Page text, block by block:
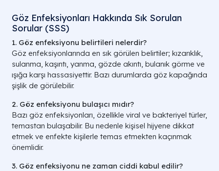
Göz Enfeksiyonları Hakkında Sık Sorulan
Sorular (SSS)
1. Göz enfeksiyonu belirtileri nelerdir?
Göz enfeksiyonlarında en sık görülen belirtiler; kızarıklık,
sulanma, kaşıntı, yanma, gözde akıntı, bulanık görme ve
ışığa karşı hassasiyettir. Bazı durumlarda göz kapağında
şişlik de görülebilir.
2. Göz enfeksiyonu bulaşıcı mıdır?
Bazı göz enfeksiyonları, özellikle viral ve bakteriyel türler,
temastan bulaşabilir. Bu nedenle kişisel hijyene dikkat
etmek ve enfekte kişilerle temas etmekten kaçınmak
önemlidir.
3. Göz enfeksiyonu ne zaman ciddi kabul edilir?